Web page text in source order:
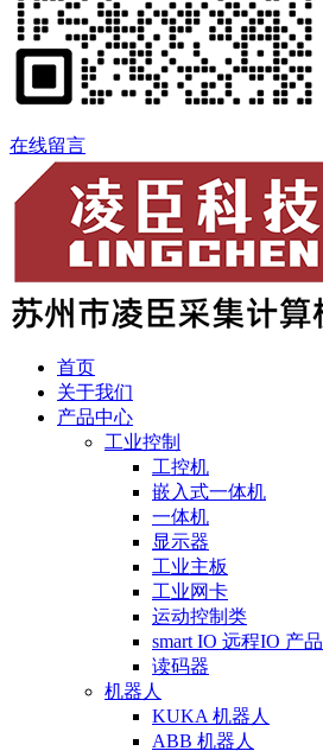
在线留言
首页
关于我们
产品中心
工业控制
工控机
嵌入式一体机
一体机
显示器
工业主板
工业网卡
运动控制类
smart IO 远程IO 产品
读码器
机器人
KUKA 机器人
ABB 机器人